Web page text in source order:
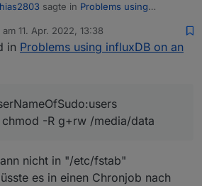
sagte in Problems using
ausreichend, wenn ich an meinen
ergeben sich aus den Rechten des
Punktes.
nach dem mounten z. B. so in der Art
vergeben:
chown -R UserNameOfSudo:users /
am 11. Apr. 2022, 13:38
von
in Problems using influxDB on an
-R g+rw /media/data
nicht in "/etc/fstab"
es in einen Chronjob nach